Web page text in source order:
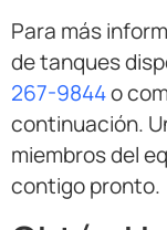
Para más
de tanques
267-9844o
continuación.
miembros del
contigo pronto.